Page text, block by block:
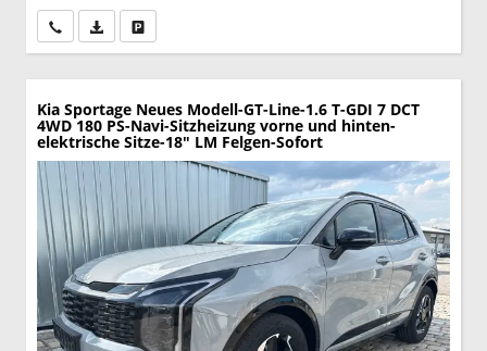
Wir rufen Sie anPDF-Datei, Fahrzeugexposé drucken
Kia Sportage Neues Modell-GT-Line-1.6 T-GDI 7 DCT
4WD 180 PS-Navi-Sitzheizung vorne und hinten-
elektrische Sitze-18" LM Felgen-Sofort